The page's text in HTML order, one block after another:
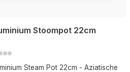
Stoompot 22cm
Steam Pot 22cm - Aziatische